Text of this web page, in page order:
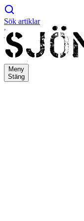
Sök artiklar
Meny
Stäng